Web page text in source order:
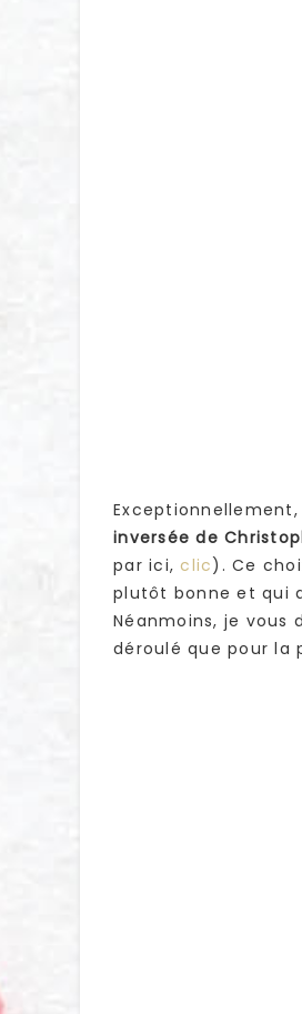
inversée de
par ici, clic). Ce
plutôt bonne et qui
Néanmoins, je vous
déroulé que pour la